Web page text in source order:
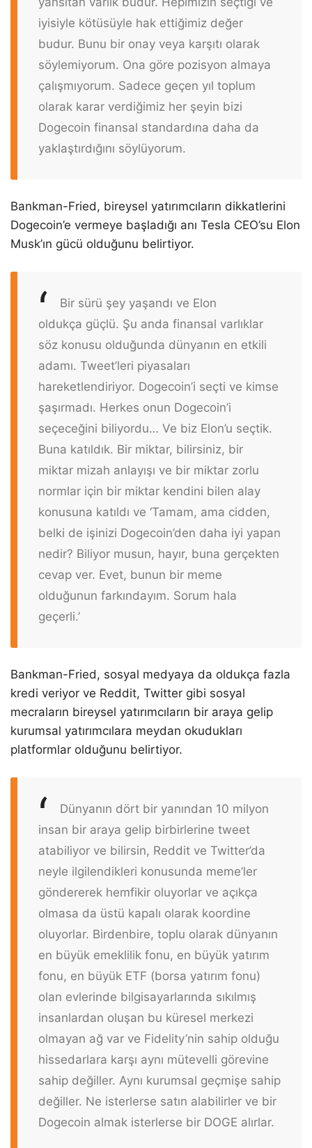
iyisiyle kötüsüyle hak ettiğimiz değer
budur. Bunu bir onay veya karşıtı olarak
söylemiyorum. Ona göre pozisyon almaya
çalışmıyorum. Sadece geçen yıl toplum
olarak karar verdiğimiz her şeyin bizi
Dogecoin finansal standardına daha da
yaklaştırdığını söylüyorum.
Bankman-Fried, bireysel yatırımcıların dikkatlerini
Dogecoin’e vermeye başladığı anı Tesla CEO’su Elon
Musk’ın gücü olduğunu belirtiyor.
Bir sürü şey yaşandı ve Elon
oldukça güçlü. Şu anda finansal varlıklar
söz konusu olduğunda dünyanın en etkili
adamı. Tweet’leri piyasaları
hareketlendiriyor. Dogecoin’i seçti ve kimse
şaşırmadı. Herkes onun Dogecoin’i
seçeceğini biliyordu… Ve biz Elon’u seçtik.
Buna katıldık. Bir miktar, bilirsiniz, bir
miktar mizah anlayışı ve bir miktar zorlu
normlar için bir miktar kendini bilen alay
konusuna katıldı ve ‘Tamam, ama cidden,
belki de işinizi Dogecoin’den daha iyi yapan
nedir? Biliyor musun, hayır, buna gerçekten
cevap ver. Evet, bunun bir meme
olduğunun farkındayım. Sorum hala
geçerli.’
Bankman-Fried, sosyal medyaya da oldukça fazla
kredi veriyor ve Reddit, Twitter gibi sosyal
mecraların bireysel yatırımcıların bir araya gelip
kurumsal yatırımcılara meydan okudukları
platformlar olduğunu belirtiyor.
Dünyanın dört bir yanından 10 milyon
insan bir araya gelip birbirlerine tweet
atabiliyor ve bilirsin, Reddit ve Twitter’da
neyle ilgilendikleri konusunda meme’ler
göndererek hemfikir oluyorlar ve açıkça
olmasa da üstü kapalı olarak koordine
oluyorlar. Birdenbire, toplu olarak dünyanın
en büyük emeklilik fonu, en büyük yatırım
fonu, en büyük ETF (borsa yatırım fonu)
olan evlerinde bilgisayarlarında sıkılmış
insanlardan oluşan bu küresel merkezi
olmayan ağ var ve Fidelity’nin sahip olduğu
hissedarlara karşı aynı mütevelli görevine
sahip değiller. Aynı kurumsal geçmişe sahip
değiller. Ne isterlerse satın alabilirler ve bir
Dogecoin almak isterlerse bir DOGE alırlar.